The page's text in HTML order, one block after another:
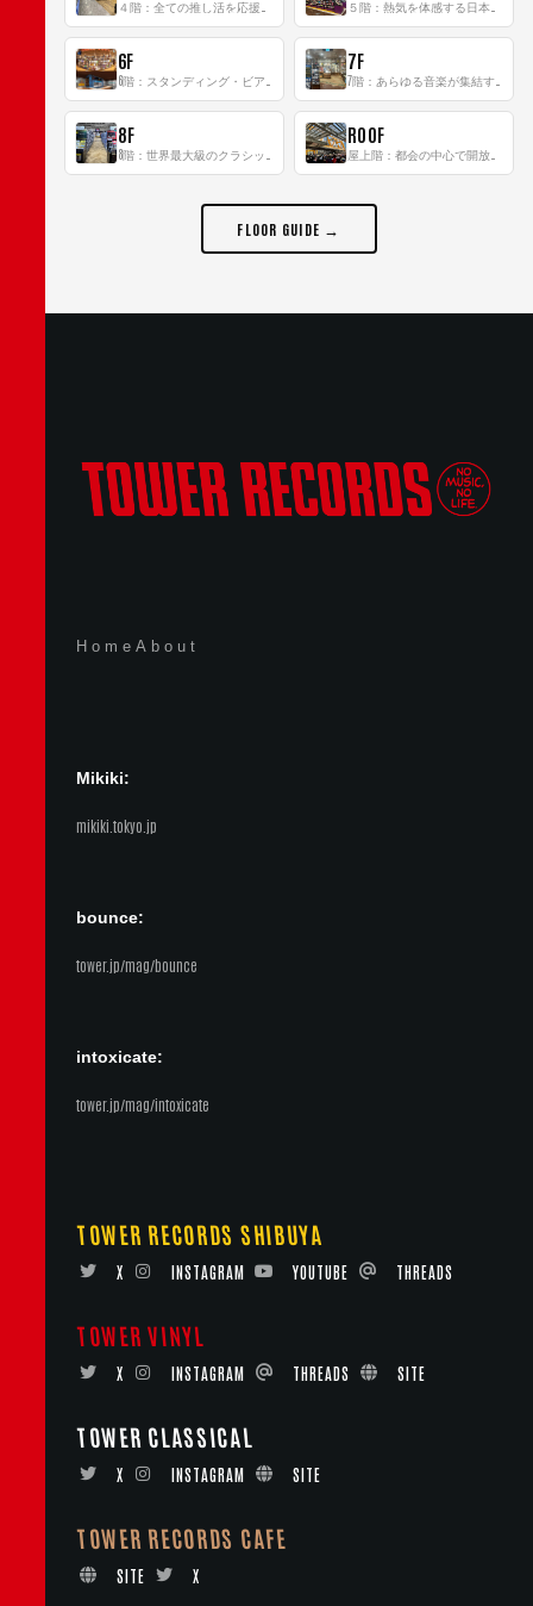
6F 7F
8F ROOF
FLOOR GUIDE →
Home About
Mikiki:
mikiki.tokyo.jp
bounce:
tower.jp/mag/bounce
intoxicate:
tower.jp/mag/intoxicate
TOWER RECORDS SHIBUYA
X INSTAGRAM YOUTUBE THREADS
TOWER VINYL
X INSTAGRAM THREADS SITE
TOWER CLASSICAL
X INSTAGRAM SITE
TOWER RECORDS CAFE
SITE X